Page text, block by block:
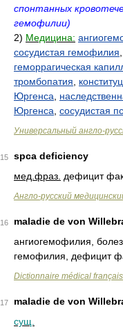
спонтанных
гемофилии)
2) Медицина:
сосудистая гемофилия
геморрагическая
тромбопатия
Юргенса
Юргенса сосудистая
Универсальный англо-
15
spca deficiency
мед. фраз. дефицит
Англо-русский
16
maladie de von
ангиогемофилия,
гемофилия, дефицит
Dictionnaire médical
17
maladie de von
сущ.